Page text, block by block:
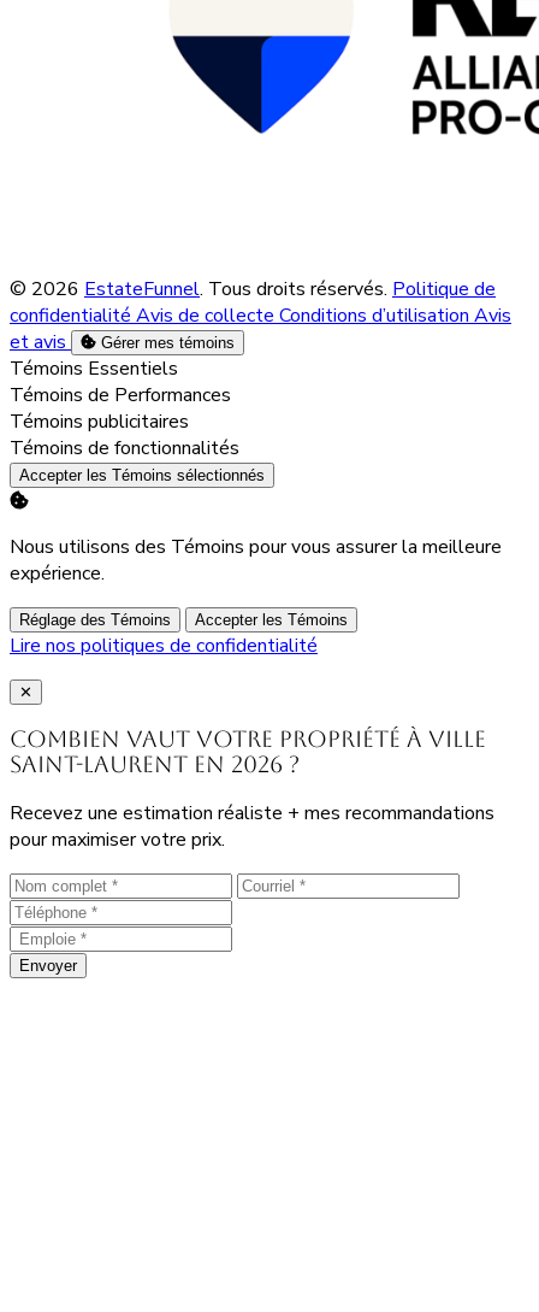
© 2026 EstateFunnel. Tous droits réservés. Politique de
confidentialité Avis de collecte Conditions d’utilisation Avis
et avis
Gérer mes témoins
Activer
Témoins Essentiels
Activer
Témoins de Performances
Activer
Témoins publicitaires
Activer
Témoins de fonctionnalités
Accepter les Témoins sélectionnés
Nous utilisons des Témoins pour vous assurer la meilleure
expérience.
Réglage des Témoins Accepter les Témoins
Lire nos politiques de confidentialité
Close
✕
Combien vaut votre propriété à Ville
Saint-Laurent en 2026 ?
Recevez une estimation réaliste + mes recommandations
pour maximiser votre prix.
Envoyer